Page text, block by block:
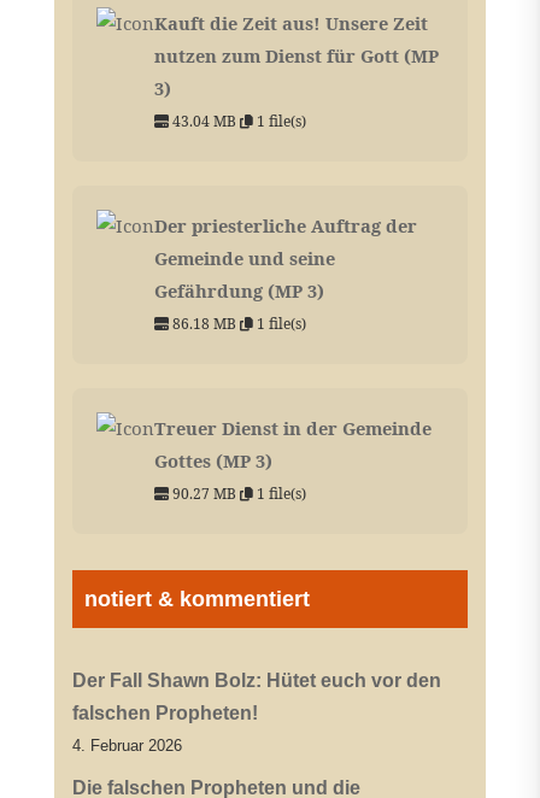
Kauft die Zeit aus! Unsere Zeit
nutzen zum Dienst für Gott (MP
3)
43.04 MB 1 file(s)
Der priesterliche Auftrag der
Gemeinde und seine
Gefährdung (MP 3)
86.18 MB 1 file(s)
Treuer Dienst in der Gemeinde
Gottes (MP 3)
90.27 MB 1 file(s)
notiert & kommentiert
Der Fall Shawn Bolz: Hütet euch vor den
falschen Propheten!
4. Februar 2026
Die falschen Propheten und die